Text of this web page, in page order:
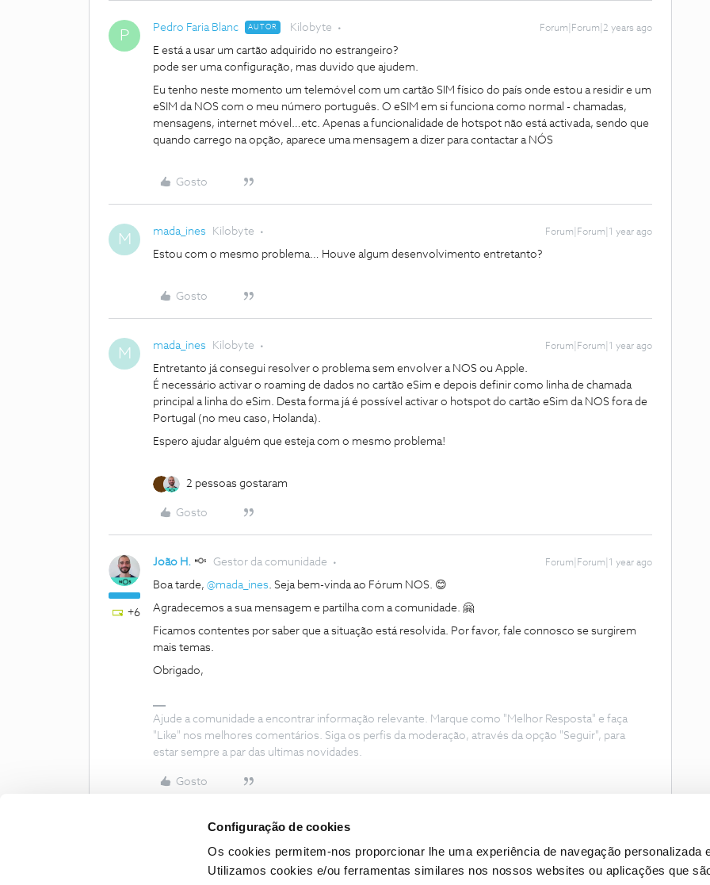
Configuração de cookies
Os cookies permitem-nos proporcionar lhe uma experiência de navegação personalizada
Utilizamos cookies e/ou ferramentas similares nos nossos websites ou aplicações que
P Pedro Faria Blanc AUTOR Kilobyte Forum|Forum|2 years ago
E está a usar um cartão adquirido no estrangeiro?
pode ser uma configuração, mas duvido que ajudem.
Eu tenho neste momento um telemóvel com um cartão SIM físico do país onde estou a residir e um
eSIM da NOS com o meu número português. O eSIM em si funciona como normal - chamadas,
mensagens, internet móvel…etc. Apenas a funcionalidade de hotspot não está activada, sendo que
quando carrego na opção, aparece uma mensagem a dizer para contactar a NÓS
Gosto
M mada_ines Kilobyte Forum|Forum|1 year ago
Estou com o mesmo problema… Houve algum desenvolvimento entretanto?
Gosto
M mada_ines Kilobyte Forum|Forum|1 year ago
Entretanto já consegui resolver o problema sem envolver a NOS ou Apple.
É necessário activar o roaming de dados no cartão eSim e depois definir como linha de chamada
principal a linha do eSim. Desta forma já é possível activar o hotspot do cartão eSim da NOS fora de
Portugal (no meu caso, Holanda).
Espero ajudar alguém que esteja com o mesmo problema!
2 pessoas gostaram
Gosto
+6
João H. Gestor da comunidade Forum|Forum|1 year ago
Boa tarde, ​ @mada_ines. Seja bem-vinda ao Fórum NOS. 😊
Agradecemos a sua mensagem e partilha com a comunidade. 🤗
Ficamos contentes por saber que a situação está resolvida. Por favor, fale connosco se surgirem
mais temas.
Obrigado,
Ajude a comunidade a encontrar informação relevante. Marque como "Melhor Resposta" e faça
"Like" nos melhores comentários. Siga os perfis da moderação, através da opção "Seguir", para
estar sempre a par das ultimas novidades.
Gosto